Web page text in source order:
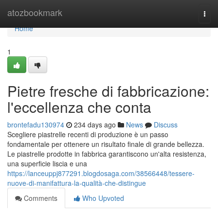
atozbookmark
Home
Home
1
Pietre fresche di fabbricazione:
l'eccellenza che conta
brontefadu130974 234 days ago News
Discuss
Scegliere piastrelle recenti di produzione è un passo
fondamentale per ottenere un risultato finale di grande bellezza.
Le piastrelle prodotte in fabbrica garantiscono un'alta resistenza,
una superficie liscia e una
https://lanceuppj877291.blogdosaga.com/38566448/tessere-
nuove-di-manifattura-la-qualità-che-distingue
Comments
Who Upvoted